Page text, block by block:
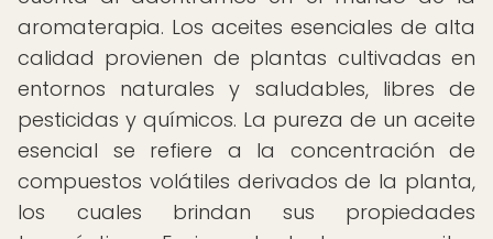
aromaterapia. Los aceites esenciales de alta
calidad provienen de plantas cultivadas en
entornos naturales y saludables, libres de
pesticidas y químicos. La pureza de un aceite
esencial se refiere a la concentración de
compuestos volátiles derivados de la planta,
los cuales brindan sus propiedades